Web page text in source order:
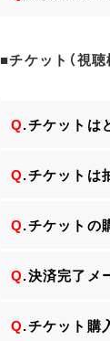
■チケット（視
Q.チケットは
Q.チケットは
Q.チケットの
Q.決済完了メ
Q.チケット購